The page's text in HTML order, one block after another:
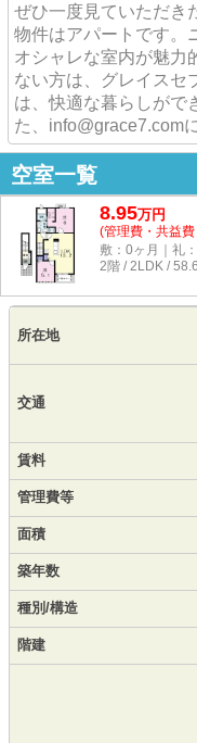
ぜひ一度見ていただき
物件はアパートです。
オシャレな室内が魅力
ない方は、グレイスセ
は、快適な暮らしがで
た、info@grace7.com
空室一覧
8.95万円
(管理費・共益
敷：0ヶ月｜礼
2階 / 2LDK /
所在地
交通
賃料
管理費等
面積
築年数
種別/構造
階建